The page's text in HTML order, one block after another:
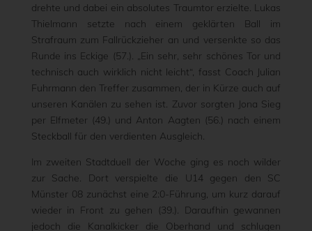
drehte und dabei ein absolutes Traumtor erzielte. Lukas
Thielmann setzte nach einem geklärten Ball im
Strafraum zum Fallrückzieher an und versenkte so das
Runde ins Eckige (57.). „Ein sehr, sehr schönes Tor und
technisch auch wirklich nicht leicht“, fasst Coach Julian
Fuhrmann den Treffer zusammen, der in Kürze auch auf
unseren Kanälen zu sehen ist. Zuvor sorgten Jona Sieg
per Elfmeter (49.) und Anton Aagten (56.) nach einem
Steckball für den verdienten Ausgleich.
Im zweiten Stadtduell der Woche ging es noch wilder
zur Sache. Dort verspielte die U14 gegen den SC
Münster 08 zunächst eine 2:0-Führung, um kurz darauf
wieder in Front zu gehen (39.). Daraufhin gewannen
jedoch die Kanalkicker die Oberhand und schlugen